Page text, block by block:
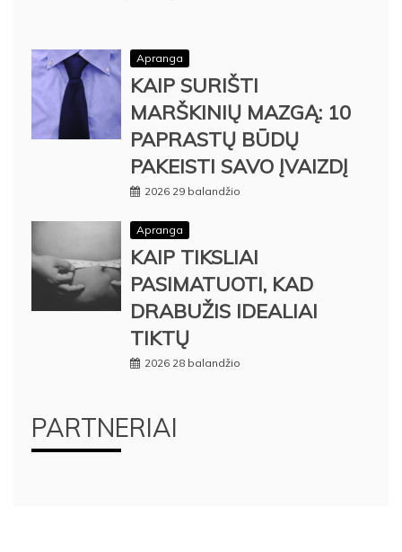
Apranga
KAIP SURIŠTI
MARŠKINIŲ MAZGĄ: 10
PAPRASTŲ BŪDŲ
PAKEISTI SAVO ĮVAIZDĮ
2026 29 balandžio
Apranga
KAIP TIKSLIAI
PASIMATUOTI, KAD
DRABUŽIS IDEALIAI
TIKTŲ
2026 28 balandžio
PARTNERIAI